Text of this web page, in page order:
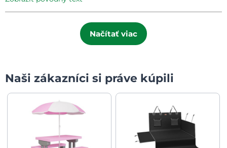
Načítať viac
Naši zákazníci si práve kúpili